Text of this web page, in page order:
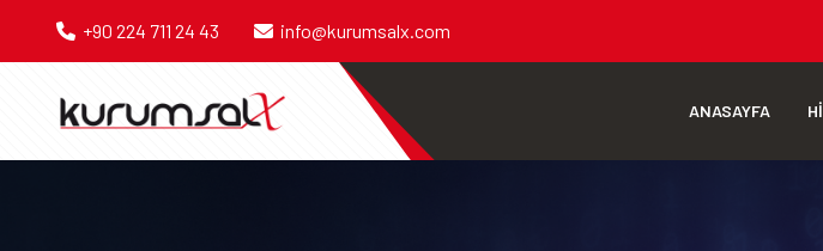
+90 224 711 24 43 info@kurumsalx.com
ANASAYFA